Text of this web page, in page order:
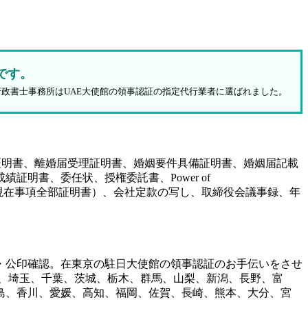
。
士事務所はUAE大使館の領事認証の指定代行業者に選ばれました。
書、離婚届受理証明書、婚姻要件具備証明書、婚姻届記載
証明書、委任状、授権委託書、Power of
在事項全部証明書）、会社定款の写し、取締役会議事録、年
印確認。在東京の駐日大使館の領事認証のお手伝いをさせ
玉、千葉、茨城、栃木、群馬、山梨、新潟、長野、富
香川、愛媛、高知、福岡、佐賀、長崎、熊本、大分、宮